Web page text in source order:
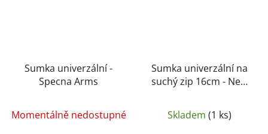
Sumka univerzální -
Specna Arms
Momentálně nedostupné
Sumka univerzální na
suchý zip 16cm - New
Skladem (1 ks)